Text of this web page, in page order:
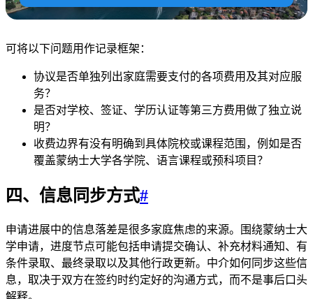
可将以下问题用作记录框架：
协议是否单独列出家庭需要支付的各项费用及其对应服
务？
是否对学校、签证、学历认证等第三方费用做了独立说
明？
收费边界有没有明确到具体院校或课程范围，例如是否
覆盖蒙纳士大学各学院、语言课程或预科项目？
四、信息同步方式#
申请进展中的信息落差是很多家庭焦虑的来源。围绕蒙纳士大
学申请，进度节点可能包括申请提交确认、补充材料通知、有
条件录取、最终录取以及其他行政更新。中介如何同步这些信
息，取决于双方在签约时约定好的沟通方式，而不是事后口头